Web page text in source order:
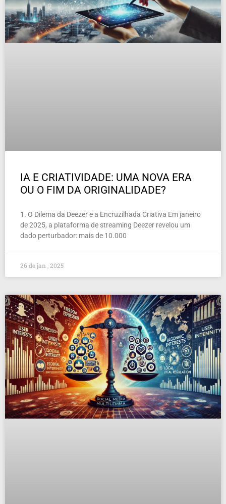
IA E CRIATIVIDADE: UMA NOVA ERA
OU O FIM DA ORIGINALIDADE?
1. O Dilema da Deezer e a Encruzilhada Criativa Em janeiro
de 2025, a plataforma de streaming Deezer revelou um
dado perturbador: mais de 10.000
26 de jan , 2025